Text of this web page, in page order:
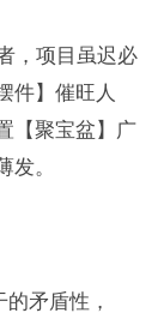
，项目虽迟必
件】催旺人
【聚宝盆】广
发。
矛盾性，